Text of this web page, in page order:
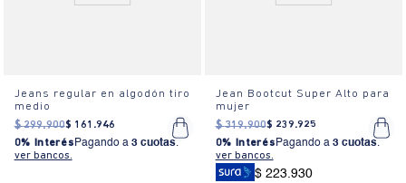
Jeans regular en algodón tiro
medio
$ 299.900$ 161 .946
0% Interés Pagando a 3 cuotas.
ver bancos.
Jean Bootcut Super Alto para
mujer
$ 319.900$ 239.925
0% Interés Pagando a 3 cuotas.
ver bancos.
$ 223.930